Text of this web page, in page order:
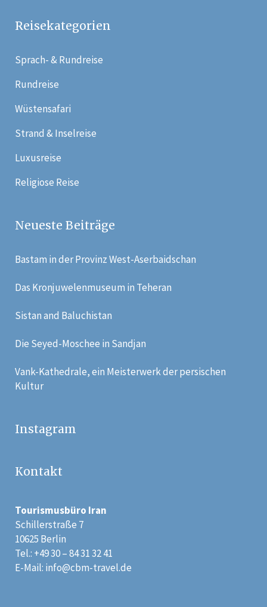
Reisekategorien
Sprach- & Rundreise
Rundreise
Wüstensafari
Strand & Inselreise
Luxusreise
Religiose Reise
Neueste Beiträge
Bastam in der Provinz West-Aserbaidschan
Das Kronjuwelenmuseum in Teheran
Sistan and Baluchistan
Die Seyed-Moschee in Sandjan
Vank-Kathedrale, ein Meisterwerk der persischen
Kultur
Instagram
Kontakt
Tourismusbüro Iran
Schillerstraße 7
10625 Berlin
Tel.: +49 30 – 84 31 32 41
E-Mail: info@cbm-travel.de